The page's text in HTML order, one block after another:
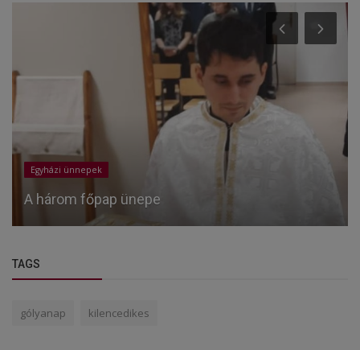
Egyházi ünnepek
A három főpap ünepe
TAGS
gólyanap kilencedikes